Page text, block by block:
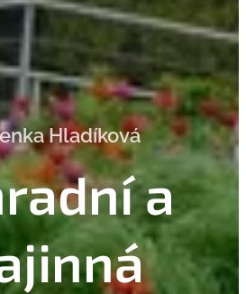
Hladíková
a